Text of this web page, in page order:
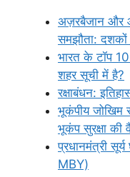
अज़रबैजान और
समझौता: दशकों
भारत के टॉप
शहर सूची में है?
रक्षाबंधन:
भूकंपीय जोखिम
भूकंप सुरक्षा की
प्रधानमंत्री
MBY)